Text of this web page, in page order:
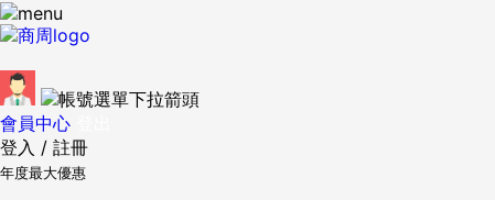
會員中心
登入 / 註冊
年度最大優惠